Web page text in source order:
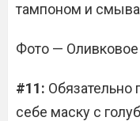
тампоном и
Фото —
#11: Обязательно
себе маску с